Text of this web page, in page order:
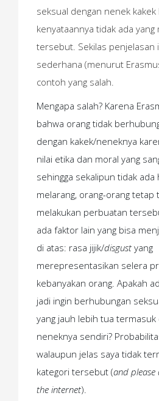
seksual dengan nenek
kenyataannya tidak ada yang
tersebut. Sekilas penjelasan
sederhana (menurut
contoh yang salah.
Mengapa salah? Karena
bahwa orang tidak
dengan kakek/neneknya
nilai etika dan moral yang
sehingga sekalipun tidak ada
melarang, orang-orang tetap
melakukan perbuatan
ada faktor lain yang bisa
di atas: rasa jijik/disgust yang
merepresentasikan selera
kebanyakan orang. Apakah
jadi ingin berhubungan
yang jauh lebih tua termasuk
neneknya sendiri?
walaupun jelas saya tidak
kategori tersebut (and
the internet).